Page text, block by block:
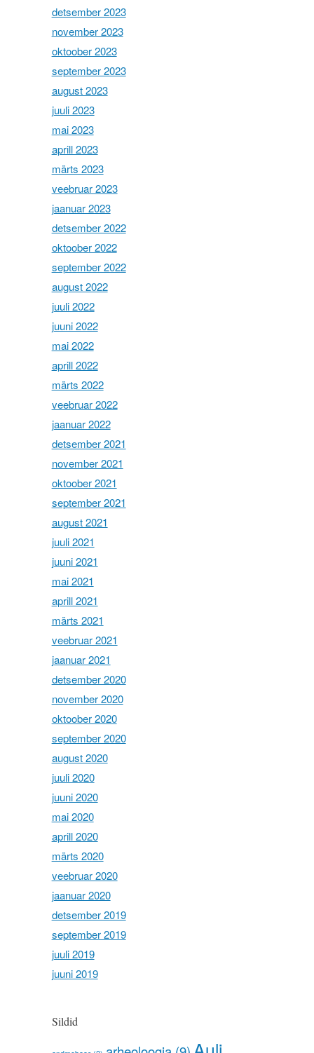
detsember 2023
november 2023
oktoober 2023
september 2023
august 2023
juuli 2023
mai 2023
aprill 2023
märts 2023
veebruar 2023
jaanuar 2023
detsember 2022
oktoober 2022
september 2022
august 2022
juuli 2022
juuni 2022
mai 2022
aprill 2022
märts 2022
veebruar 2022
jaanuar 2022
detsember 2021
november 2021
oktoober 2021
september 2021
august 2021
juuli 2021
juuni 2021
mai 2021
aprill 2021
märts 2021
veebruar 2021
jaanuar 2021
detsember 2020
november 2020
oktoober 2020
september 2020
august 2020
juuli 2020
juuni 2020
mai 2020
aprill 2020
märts 2020
veebruar 2020
jaanuar 2020
detsember 2019
september 2019
juuli 2019
juuni 2019
Sildid